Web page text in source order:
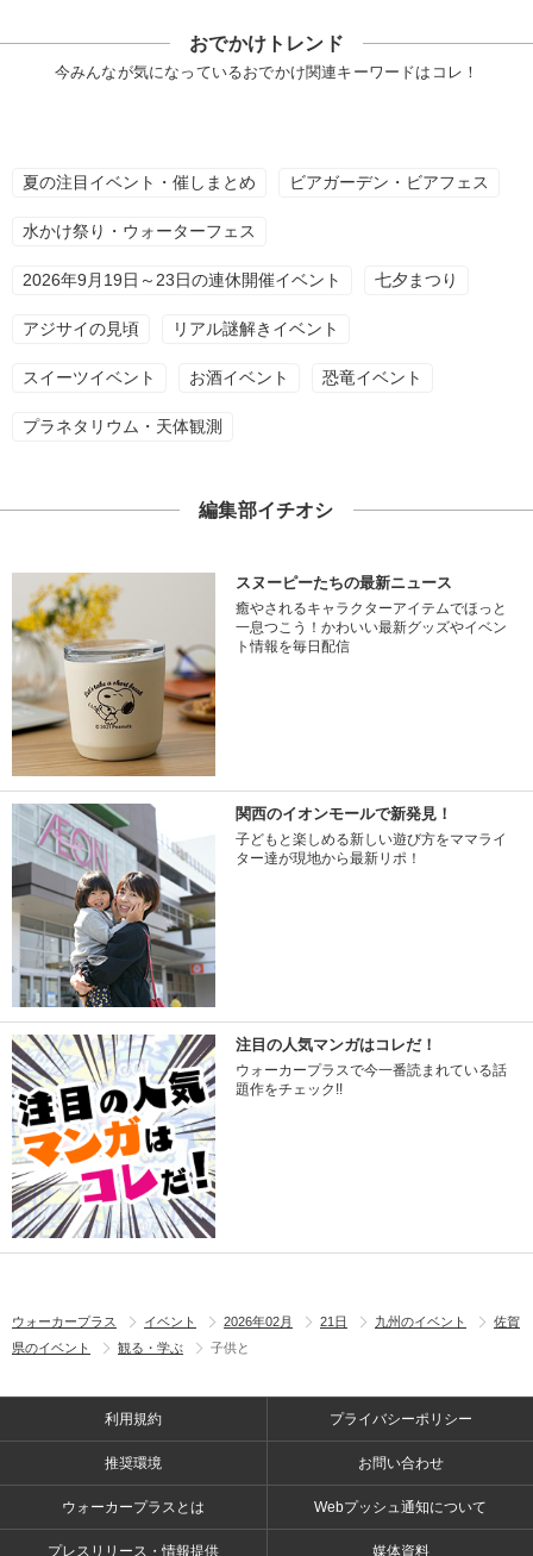
おでかけトレンド
今みんなが気になっているおでかけ関連キーワードはコレ！
夏の注目イベント・催しまとめ ビアガーデン・ビアフェス
水かけ祭り・ウォーターフェス
2026年9月19日～23日の連休開催イベント 七夕まつり
アジサイの見頃 リアル謎解きイベント
スイーツイベント お酒イベント 恐竜イベント
プラネタリウム・天体観測
編集部イチオシ
スヌーピーたちの最新ニュース
癒やされるキャラクターアイテムでほっと
一息つこう！かわいい最新グッズやイベン
ト情報を毎日配信
関西のイオンモールで新発見！
子どもと楽しめる新しい遊び方をママライ
ター達が現地から最新リポ！
注目の人気マンガはコレだ！
ウォーカープラスで今一番読まれている話
題作をチェック!!
ウォーカープラス イベント 2026年02月 21日 九州のイベント
佐賀
県のイベント
観る・学ぶ 子供と
利用規約 プライバシーポリシー
推奨環境 お問い合わせ
ウォーカープラスとは Webプッシュ通知について
プレスリリース・情報提供 媒体資料